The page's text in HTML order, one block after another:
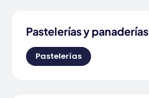
Pastelerías y panaderías
Pastelerías